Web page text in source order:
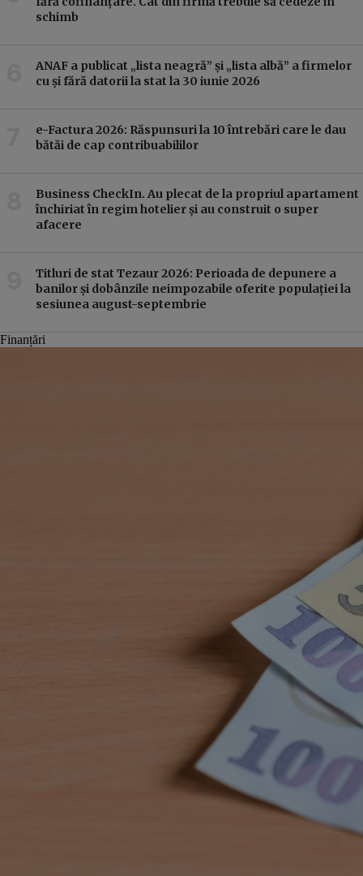
schimb
ANAF a publicat „lista neagră” și „lista albă” a firmelor
cu și fără datorii la stat la 30 iunie 2026
e-Factura 2026: Răspunsuri la 10 întrebări care le dau
bătăi de cap contribuabililor
Business CheckIn. Au plecat de la propriul apartament
închiriat în regim hotelier și au construit o super
afacere
Titluri de stat Tezaur 2026: Perioada de depunere a
banilor și dobânzile neimpozabile oferite populației la
sesiunea august-septembrie
Finanțări